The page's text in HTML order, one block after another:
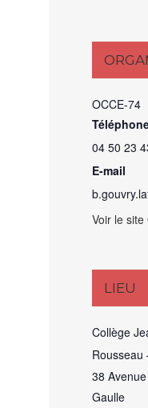
OCCE-74
04 50 23
E-mail
Voir le
LIEU
Collège
Rousseau
38
Gaulle